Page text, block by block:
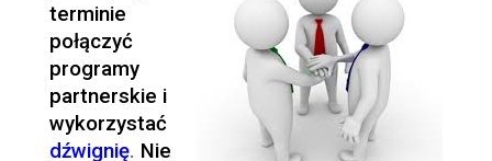
terminie
połączyć
programy
partnerskie i
wykorzystać
dźwignię. Nie